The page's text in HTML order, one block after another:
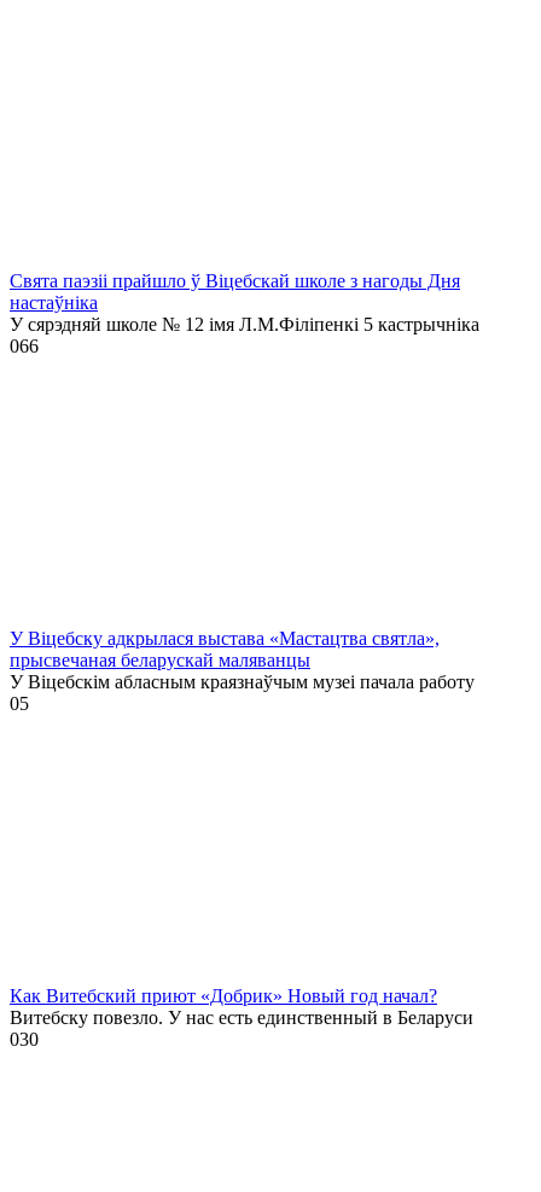
Свята паэзіі прайшло ў Віцебскай школе з нагоды Дня
настаўніка
У сярэдняй школе № 12 імя Л.М.Філіпенкі 5 кастрычніка
066
У Віцебску адкрылася выстава «Мастацтва святла»,
прысвечаная беларускай маляванцы
У Віцебскім абласным краязнаўчым музеі пачала работу
05
Как Витебский приют «Добрик» Новый год начал?
Витебску повезло. У нас есть единственный в Беларуси
030